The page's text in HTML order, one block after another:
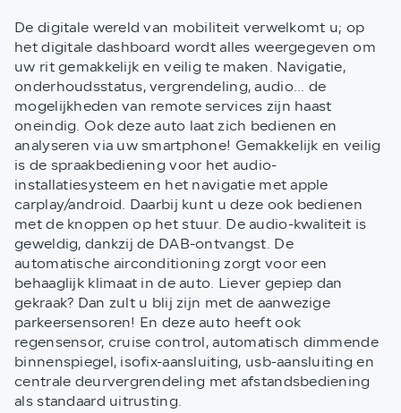
De digitale wereld van mobiliteit verwelkomt u; op
het digitale dashboard wordt alles weergegeven om
uw rit gemakkelijk en veilig te maken. Navigatie,
onderhoudsstatus, vergrendeling, audio... de
mogelijkheden van remote services zijn haast
oneindig. Ook deze auto laat zich bedienen en
analyseren via uw smartphone! Gemakkelijk en veilig
is de spraakbediening voor het audio-
installatiesysteem en het navigatie met apple
carplay/android. Daarbij kunt u deze ook bedienen
met de knoppen op het stuur. De audio-kwaliteit is
geweldig, dankzij de DAB-ontvangst. De
automatische airconditioning zorgt voor een
behaaglijk klimaat in de auto. Liever gepiep dan
gekraak? Dan zult u blij zijn met de aanwezige
parkeersensoren! En deze auto heeft ook
regensensor, cruise control, automatisch dimmende
binnenspiegel, isofix-aansluiting, usb-aansluiting en
centrale deurvergrendeling met afstandsbediening
als standaard uitrusting.